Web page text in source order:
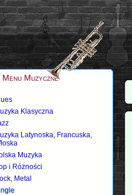
Menu Muzyczne
Klasyczna
Latynoska, Francuska,
Muzyka
i Różności
Metal